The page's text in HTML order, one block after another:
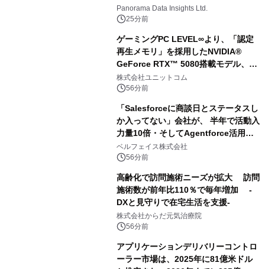
に達すると予測されており、予測期間
（2026年～2036年）
Panorama Data Insights Ltd.
25分前
ゲーミングPC LEVEL∞より、「認定
再生メモリ」を採用したNVIDIA®
GeForce RTX™ 5080搭載モデル、
NVIDIA® GeForce RTX™ 5070 Ti搭
載モデルを販売開始
株式会社ユニットコム
56分前
「Salesforceに商談日とステータスし
か入ってない」会社が、 半年で活動入
力量10倍・そしてAgentforce活用へ
── 敷島住宅×bellSalesAI事例公開
ベルフェイス株式会社
56分前
高齢化で訪問施術ニーズが拡大 訪問
施術数が前年比110％で毎年増加 -
DXと見守りで在宅生活を支援-
株式会社からだ元気治療院
56分前
アプリケーションデリバリーコントロ
ーラー市場は、2025年に81億米ドル